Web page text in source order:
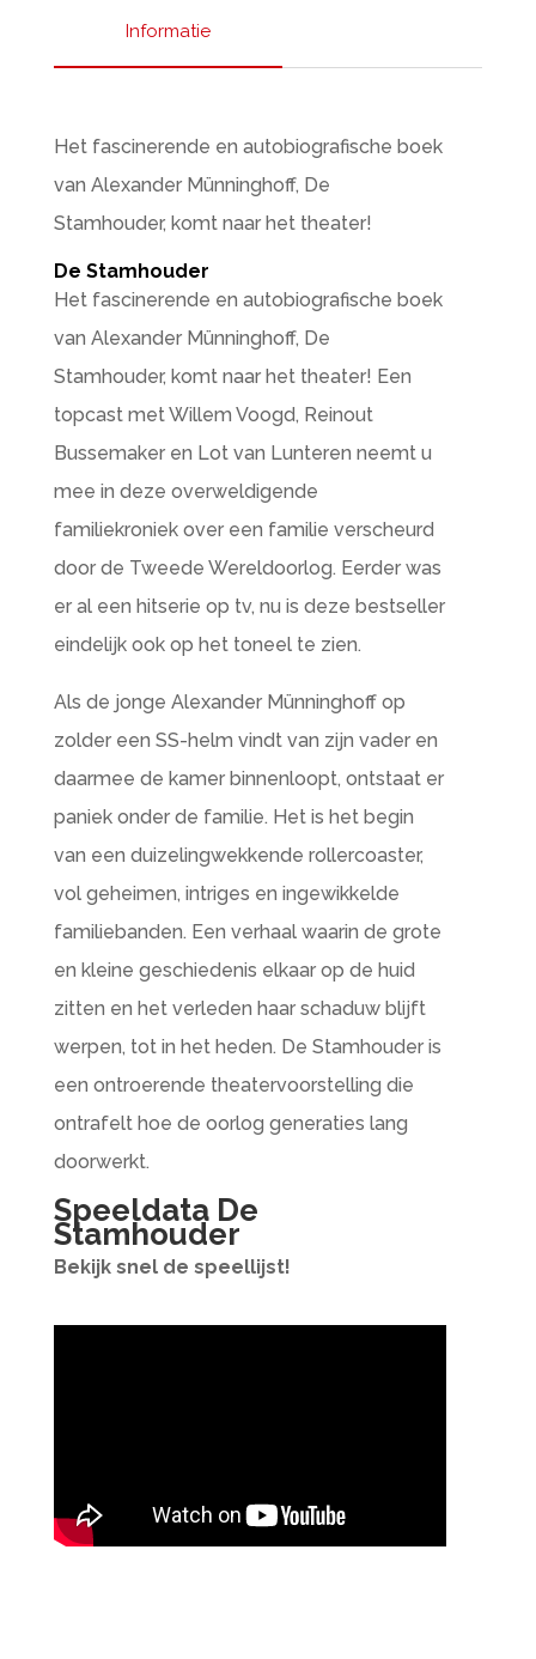
Informatie
Het fascinerende en autobiografische boek
van Alexander Münninghoff, De
Stamhouder, komt naar het theater!
De Stamhouder
Het fascinerende en autobiografische boek
van Alexander Münninghoff, De
Stamhouder, komt naar het theater! Een
topcast met Willem Voogd, Reinout
Bussemaker en Lot van Lunteren neemt u
mee in deze overweldigende
familiekroniek over een familie verscheurd
door de Tweede Wereldoorlog. Eerder was
er al een hitserie op tv, nu is deze bestseller
eindelijk ook op het toneel te zien.
Als de jonge Alexander Münninghoff op
zolder een SS-helm vindt van zijn vader en
daarmee de kamer binnenloopt, ontstaat er
paniek onder de familie. Het is het begin
van een duizelingwekkende rollercoaster,
vol geheimen, intriges en ingewikkelde
familiebanden. Een verhaal waarin de grote
en kleine geschiedenis elkaar op de huid
zitten en het verleden haar schaduw blijft
werpen, tot in het heden. De Stamhouder is
een ontroerende theatervoorstelling die
ontrafelt hoe de oorlog generaties lang
doorwerkt.
Speeldata De
Stamhouder
Bekijk snel de speellijst!